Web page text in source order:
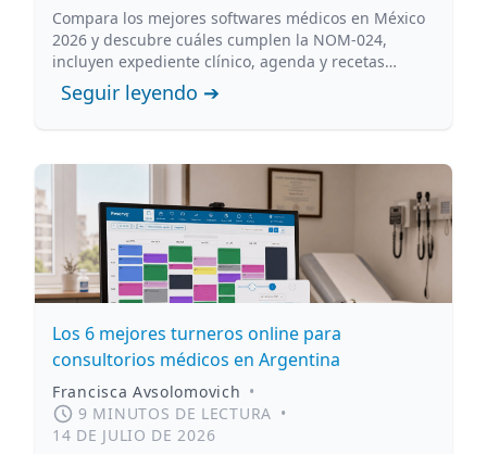
Compara los mejores softwares médicos en México
2026 y descubre cuáles cumplen la NOM-024,
incluyen expediente clínico, agenda y recetas
digitales.
Seguir leyendo ➔
Los 6 mejores turneros online para
consultorios médicos en Argentina
Francisca Avsolomovich •
9 MINUTOS DE LECTURA •
14 DE JULIO DE 2026